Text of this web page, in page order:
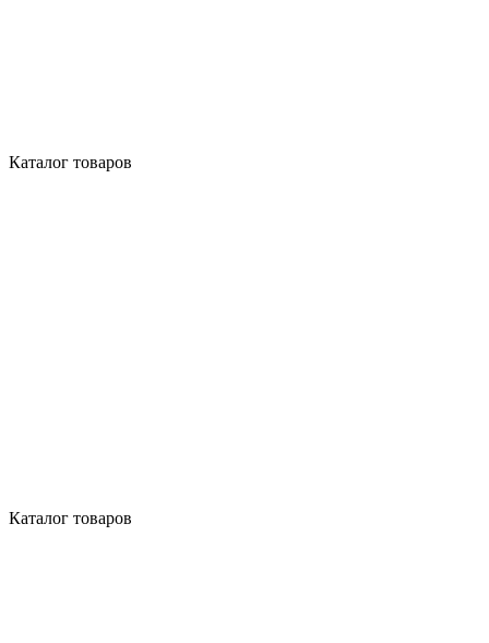
Каталог товаров
Каталог товаров